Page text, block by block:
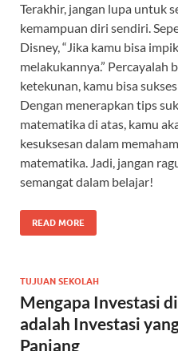
Terakhir, jangan lupa untuk
kemampuan diri sendiri.
Disney, “Jika kamu bisa
melakukannya.” Percayalah
ketekunan, kamu bisa
Dengan menerapkan tips
matematika di atas, kamu
kesuksesan dalam
matematika. Jadi, jangan
semangat dalam belajar!
READ MORE
TUJUAN SEKOLAH
Mengapa Investasi
adalah Investasi
Panjang